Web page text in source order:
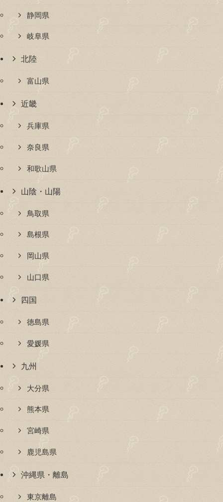
静岡県
岐阜県
北陸
富山県
近畿
兵庫県
奈良県
和歌山県
山陰・山陽
鳥取県
島根県
岡山県
山口県
四国
徳島県
愛媛県
九州
大分県
熊本県
宮崎県
鹿児島県
沖縄県・離島
東京離島